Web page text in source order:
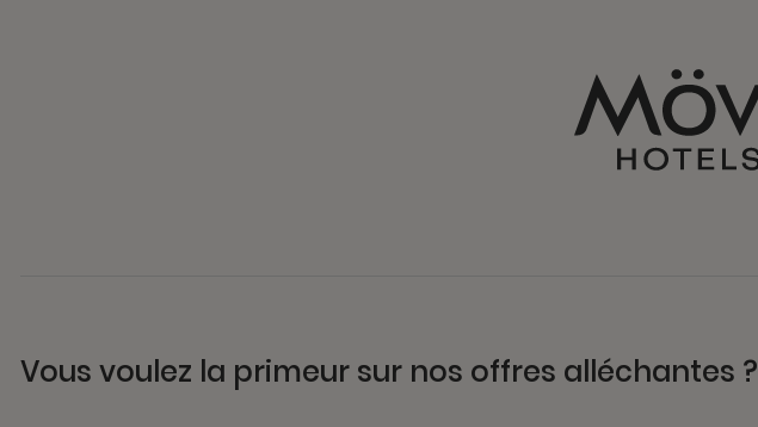
Vous voulez la primeur sur nos offres alléchantes ?